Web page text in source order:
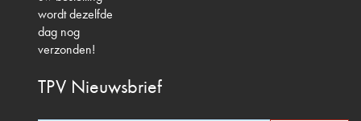
wordt dezelfde
dag nog
verzonden!
TPV Nieuwsbrief